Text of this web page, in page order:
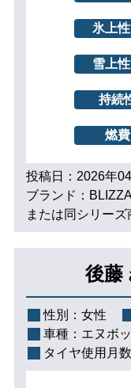
氷上
雪上
持続
燃費
投稿日：2026年
ブランド：
または同シリー
後藤
性別： 女性
車種： エヌボ
タイヤ使用月数